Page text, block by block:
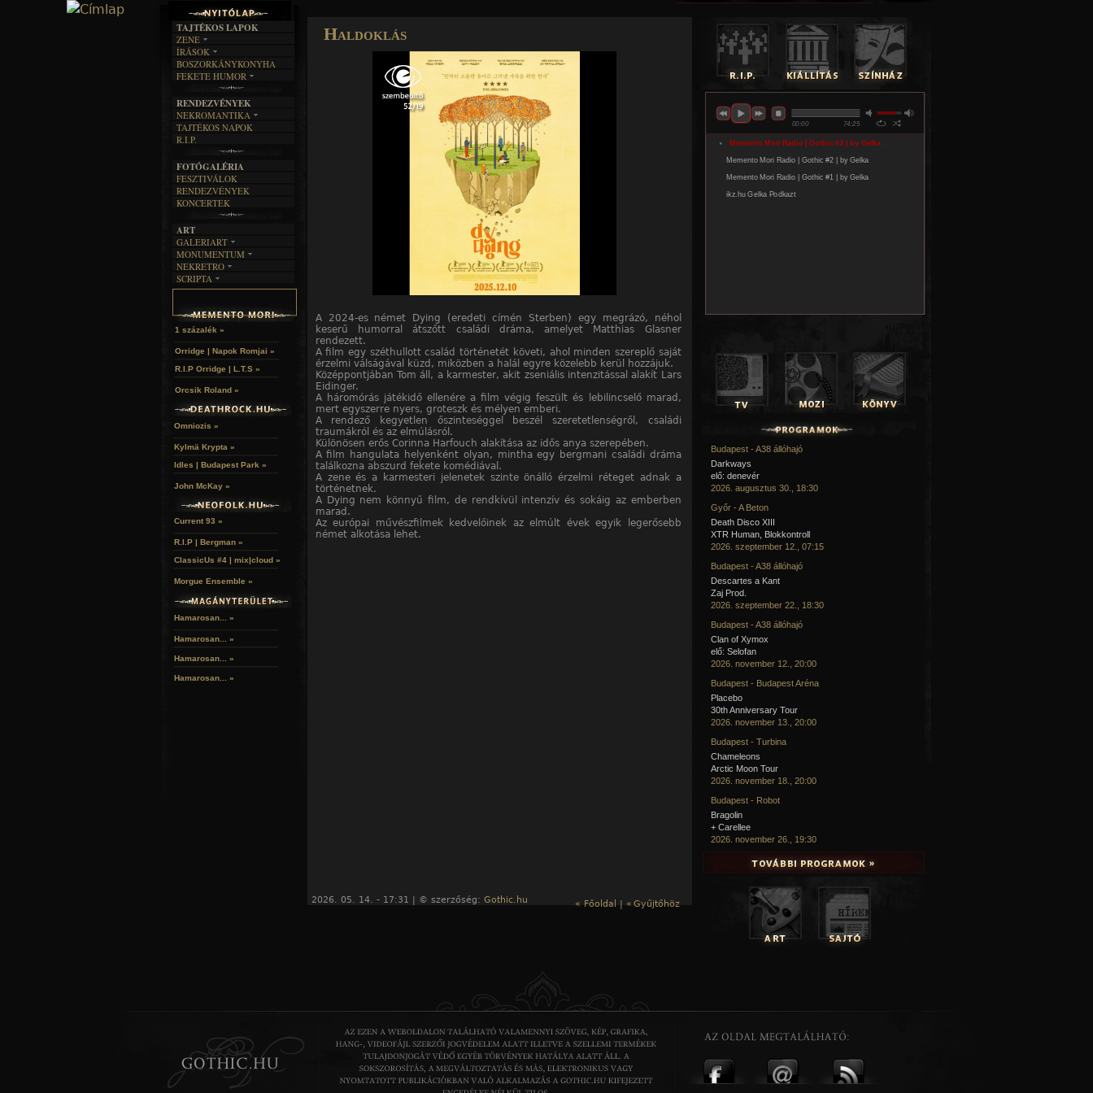
Haldoklás
A 2024-es német Dying (eredeti címén Sterben) egy megrázó, néhol
keserű humorral átszőtt családi dráma, amelyet Matthias Glasner
rendezett.
A film egy széthullott család történetét követi, ahol minden szereplő saját
érzelmi válságával küzd, miközben a halál egyre közelebb kerül hozzájuk.
Középpontjában Tom áll, a karmester, akit zseniális intenzitással alakít Lars
Eidinger.
A háromórás játékidő ellenére a film végig feszült és lebilincselő marad,
mert egyszerre nyers, groteszk és mélyen emberi.
A rendező kegyetlen őszinteséggel beszél szeretetlenségről, családi
traumákról és az elmúlásról.
Különösen erős Corinna Harfouch alakítása az idős anya szerepében.
A film hangulata helyenként olyan, mintha egy bergmani családi dráma
találkozna abszurd fekete komédiával.
A zene és a karmesteri jelenetek szinte önálló érzelmi réteget adnak a
történetnek.
A Dying nem könnyű film, de rendkívül intenzív és sokáig az emberben
marad.
Az európai művészfilmek kedvelőinek az elmúlt évek egyik legerősebb
német alkotása lehet.
2026. 05. 14. - 17:31 | © szerzőség: Gothic.hu « Főoldal | « Gyűjtőhöz
TAJTÉKOS LAPOK
ZENE
EGYÜTTESEK
INTERJÚK
FORDÍTÁSOK
DALSZÖVEGEK
ÍRÁSOK
IRODALOM
FILM
MŰVÉSZET
ÍRÁSTÖRTÉNET
BOSZORKÁNYKONYHA
FEKETE HUMOR
SZÖVEGES
RENDEZVÉNYEK
NEKROMANTIKA
AKTUÁLIS
A MÚLT
TAJTÉKOS NAPOK
R.I.P.
FOTÓGALÉRIA
FESZTIVÁLOK
RENDEZVÉNYEK
KONCERTEK
ART
GALERIART
ARTGALERI
KÉPREGÉNYEK
LAKÁSKULTS
MONUMENTUM
TEMETŐK
TEMPLOMOK
HELYEK
NEKRETRO
SZUBKULT
RELIKVIÁK
SCRIPTA
NOVELLÁK
HALÁLTÁNC
1 százalék »
Orridge | Napok Romjai »
R.I.P Orridge | L.T.S »
Orcsik Roland »
Omniozis »
Kylmä Krypta »
Idles | Budapest Park »
John McKay »
Current 93 »
R.I.P | Bergman »
ClassicUs #4 | mix|cloud »
Morgue Ensemble »
Hamarosan... »
Hamarosan... »
Hamarosan... »
Hamarosan... »
Budapest - A38 állóhajó
Darkways
elő: denevér
2026. augusztus 30., 18:30
Győr - A Beton
Death Disco XIII
XTR Human, Blokkontroll
2026. szeptember 12., 07:15
Budapest - A38 állóhajó
Descartes a Kant
Zaj Prod.
2026. szeptember 22., 18:30
Budapest - A38 állóhajó
Clan of Xymox
elő: Selofan
2026. november 12., 20:00
Budapest - Budapest Aréna
Placebo
30th Anniversary Tour
2026. november 13., 20:00
Budapest - Turbina
Chameleons
Arctic Moon Tour
2026. november 18., 20:00
Budapest - Robot
Bragolin
+ Carellee
2026. november 26., 19:30